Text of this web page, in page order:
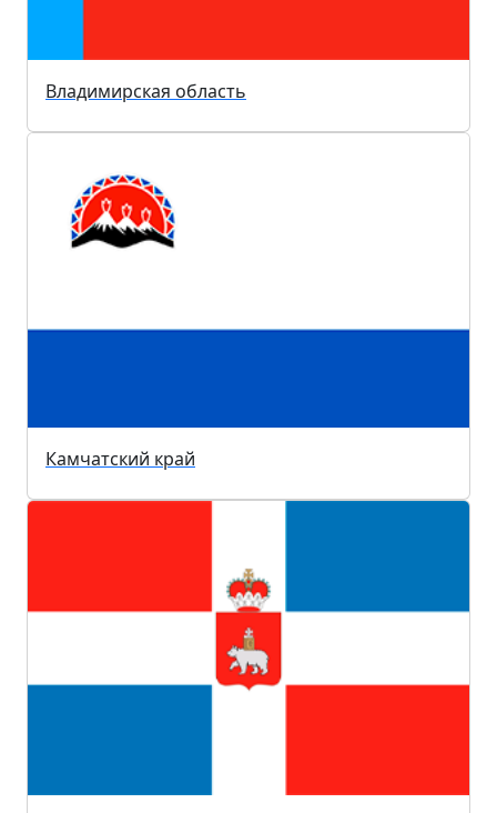
Владимирская область
Камчатский край